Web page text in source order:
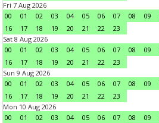
Fri 7 Aug 2026
00
01 02 03 04 05 06 07 08 09
16
17 18 19 20 21 22
23
Sat 8 Aug 2026
00
01 02 03 04 05 06 07 08 09
16
17 18 19 20 21 22
23
Sun 9 Aug 2026
00
01 02 03 04 05 06 07 08 09
16
17 18 19 20 21 22
23
Mon 10 Aug 2026
00
01 02 03 04 05 06 07 08 09